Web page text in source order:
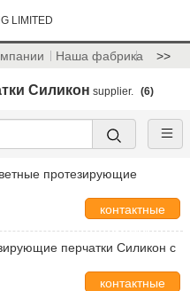
LIMITED
Наша фабрика >>
Силикон supplier. (6)
протезирующие
контактные
данные
перчатки Силикон с
контактные